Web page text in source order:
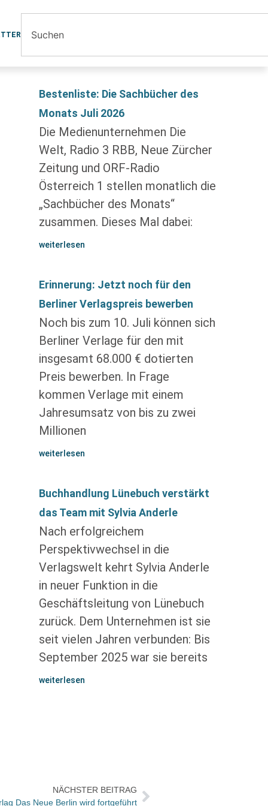
Bestenliste: Die Sachbücher des
Monats Juli 2026
Die Medienunternehmen Die
Welt, Radio 3 RBB, Neue Zürcher
Zeitung und ORF-Radio
Österreich 1 stellen monatlich die
„Sachbücher des Monats“
zusammen. Dieses Mal dabei:
weiterlesen
Erinnerung: Jetzt noch für den
Berliner Verlagspreis bewerben
Noch bis zum 10. Juli können sich
Berliner Verlage für den mit
insgesamt 68.000 € dotierten
Preis bewerben. In Frage
kommen Verlage mit einem
Jahresumsatz von bis zu zwei
Millionen
weiterlesen
Buchhandlung Lünebuch verstärkt
das Team mit Sylvia Anderle
Nach erfolgreichem
Perspektivwechsel in die
Verlagswelt kehrt Sylvia Anderle
in neuer Funktion in die
Geschäftsleitung von Lünebuch
zurück. Dem Unternehmen ist sie
seit vielen Jahren verbunden: Bis
September 2025 war sie bereits
weiterlesen
NÄCHSTER BEITRAG
Das Neue Berlin wird fortgeführt